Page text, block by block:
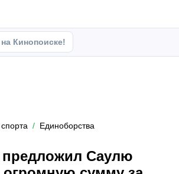
Кинопоиске!
Единоборства
Саулю